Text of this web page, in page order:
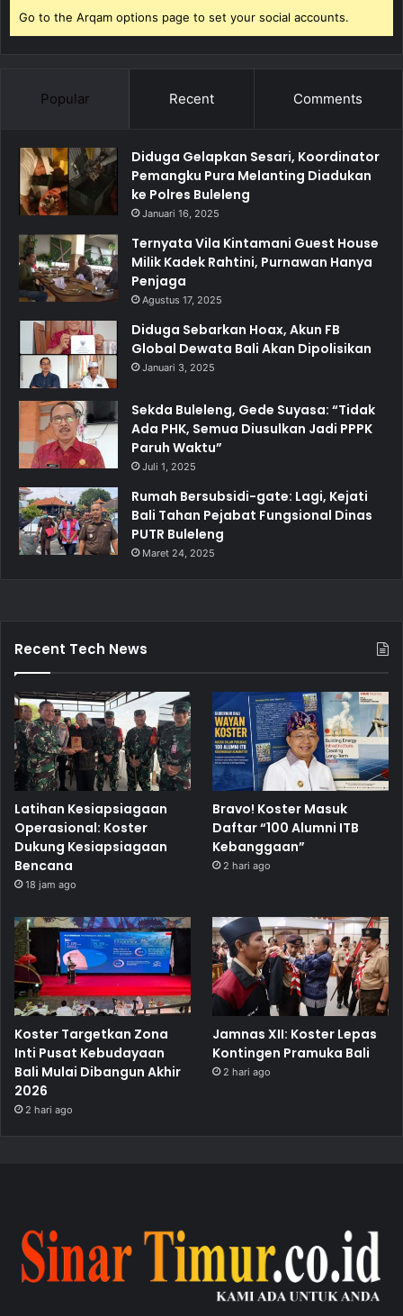
Go to the Arqam options page to set your social accounts.
Popular Recent Comments
Diduga Gelapkan Sesari, Koordinator
Pemangku Pura Melanting Diadukan
ke Polres Buleleng
Januari 16, 2025
Ternyata Vila Kintamani Guest House
Milik Kadek Rahtini, Purnawan Hanya
Penjaga
Agustus 17, 2025
Diduga Sebarkan Hoax, Akun FB
Global Dewata Bali Akan Dipolisikan
Januari 3, 2025
Sekda Buleleng, Gede Suyasa: “Tidak
Ada PHK, Semua Diusulkan Jadi PPPK
Paruh Waktu”
Juli 1, 2025
Rumah Bersubsidi-gate: Lagi, Kejati
Bali Tahan Pejabat Fungsional Dinas
PUTR Buleleng
Maret 24, 2025
Recent Tech News
Latihan Kesiapsiagaan
Operasional: Koster
Dukung Kesiapsiagaan
Bencana
18 jam ago
Bravo! Koster Masuk
Daftar “100 Alumni ITB
Kebanggaan”
2 hari ago
Koster Targetkan Zona
Inti Pusat Kebudayaan
Bali Mulai Dibangun Akhir
2026
2 hari ago
Jamnas XII: Koster Lepas
Kontingen Pramuka Bali
2 hari ago